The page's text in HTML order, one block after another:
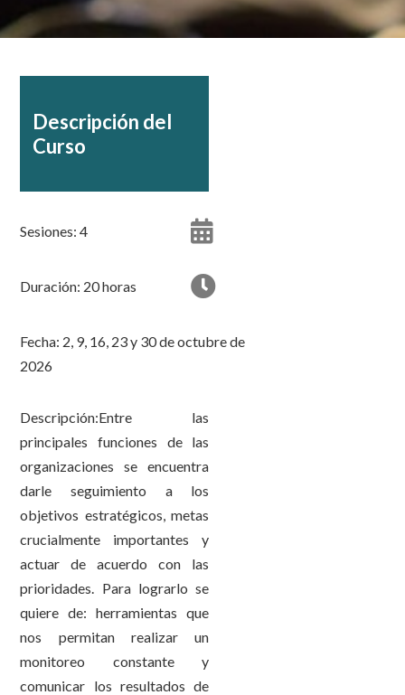
Descripción del
Curso
Sesiones: 4
Duración: 20 horas
Fecha: 2, 9, 16, 23 y 30 de octubre de
2026
Descripción:Entre las
principales funciones de las
organizaciones se encuentra
darle seguimiento a los
objetivos estratégicos, metas
crucialmente importantes y
actuar de acuerdo con las
prioridades. Para lograrlo se
quiere de: herramientas que
nos permitan realizar un
monitoreo constante y
comunicar los resultados de